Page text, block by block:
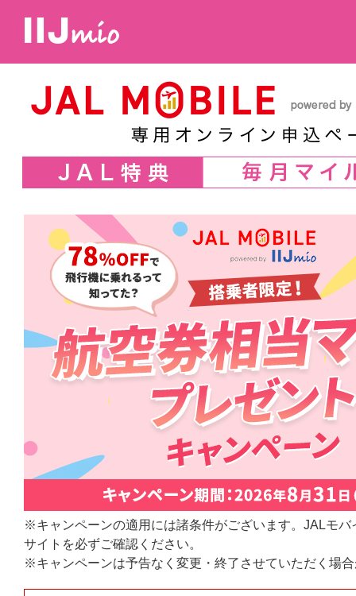
※キャンペーンの適用には諸条件がございます。JALモバ
サイトを必ずご確認ください。
※キャンペーンは予告なく変更・終了させていただく場